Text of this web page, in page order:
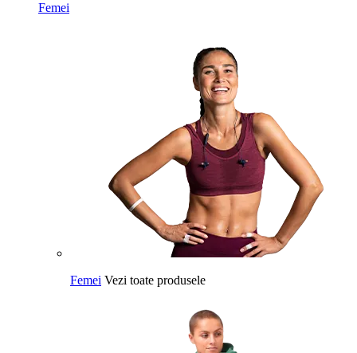
Femei
Femei Vezi toate produsele